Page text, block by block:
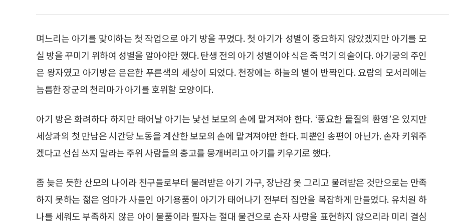
며느리는 아기를 맞이하는 첫 작업으로 아기 방을 꾸몄다. 첫 아기가 성별이 중요하지 않았겠지만 아기를 모
실 방을 꾸미기 위하여 성별을 알아야만 했다. 탄생 전의 아기 성별이야 식은 죽 먹기 의술이다. 아기궁의 주인
은 왕자였고 아기방은 은은한 푸른색의 세상이 되었다. 천장에는 하늘의 별이 반짝인다. 요람의 모서리에는
늠름한 장군의 천리마가 아기를 호위할 모양이다.
아기 방은 화려하다 하지만 태어날 아기는 낯선 보모의 손에 맡겨져야 한다. ‘풍요한 물질의 환영’은 있지만
세상과의 첫 만남은 시간당 노동을 계산한 보모의 손에 맡겨져야만 한다. 피뿐인 송편이 아닌가. 손자 키워주
겠다고 선심 쓰지 말라는 주위 사람들의 충고를 뭉개버리고 아기를 키우기로 했다.
좀 늦은 듯한 산모의 나이라 친구들로부터 물려받은 아기 가구, 장난감 옷 그리고 물려받은 것만으로는 만족
하지 못하는 젊은 엄마가 사들인 아기용품이 아기가 태어나기 전부터 집안을 복잡하게 만들었다. 유치원 하
나를 세워도 부족하지 않은 아이 물품이라 필자는 절대 물건으로 손자 사랑을 표현하지 않으리라 미리 결심